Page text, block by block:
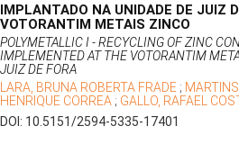
IMPLANTADO NA UNIDADE DE JUIZ
VOTORANTIM METAIS ZINCO
POLYMETALLIC I - RECYCLING OF ZINC
IMPLEMENTED AT THE VOTORANTIM
JUIZ DE FORA
LARA, BRUNA ROBERTA FRADE ;
HENRIQUE CORREA ; GALLO, RAFAEL
DOI: 10.5151/2594-5335-17401